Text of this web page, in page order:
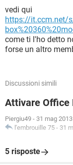
vedi qui
https://it.ccm.net/
come ti l'ho detto
forse un altro
Discussioni simili
Attivare Office
Piergiu49 - 31 mag
l'embrouille 75 - 31
5 risposte